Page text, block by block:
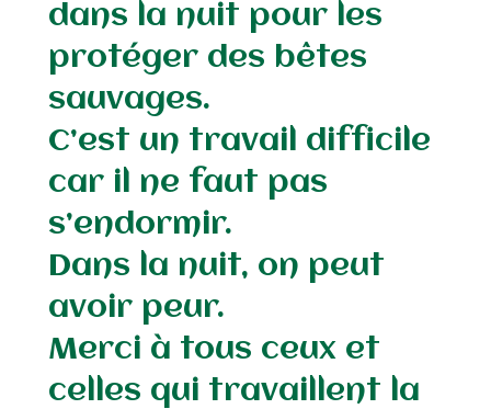
dans la nuit pour les
protéger des bêtes
sauvages.
C’est un travail difficile
car il ne faut pas
s’endormir.
Dans la nuit, on peut
avoir peur.
Merci à tous ceux et
celles qui travaillent la